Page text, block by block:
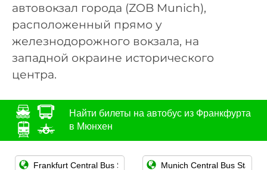
автовокзал города (ZOB Munich),
расположенный прямо у
железнодорожного вокзала, на
западной окраине исторического
центра.
Найти билеты на автобус из Франкфурта
в Мюнхен